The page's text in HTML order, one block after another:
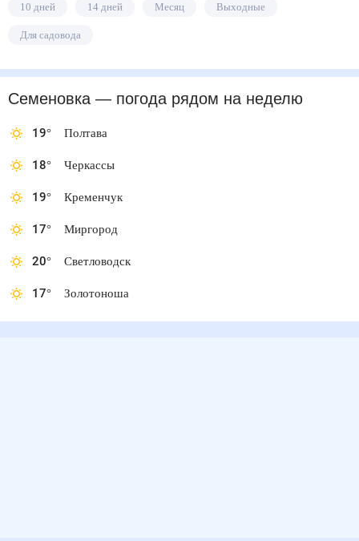
10 дней 14 дней Месяц Выходные
Для садовода
Семеновка — погода рядомна неделю
19° Полтава
18° Черкассы
19° Кременчук
17° Миргород
20° Светловодск
17° Золотоноша